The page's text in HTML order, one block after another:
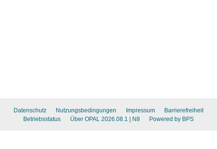
Datenschutz Nutzungsbedingungen Impressum
Barrierefreiheit
Betriebsstatus
Über OPAL 2026.08.1 | N8 Powered by BPS